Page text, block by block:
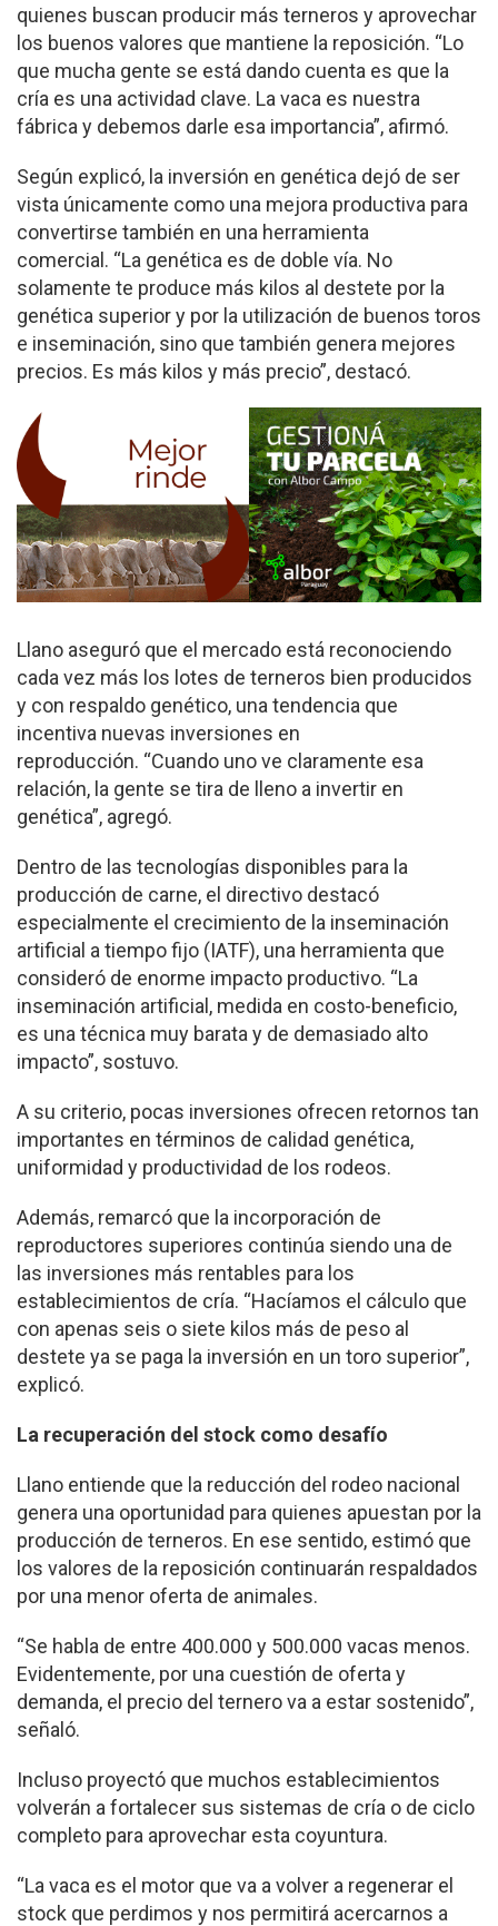
quienes buscan producir más terneros y aprovechar
los buenos valores que mantiene la reposición. “Lo
que mucha gente se está dando cuenta es que la
cría es una actividad clave. La vaca es nuestra
fábrica y debemos darle esa importancia”, afirmó.
Según explicó, la inversión en genética dejó de ser
vista únicamente como una mejora productiva para
convertirse también en una herramienta
comercial. “La genética es de doble vía. No
solamente te produce más kilos al destete por la
genética superior y por la utilización de buenos toros
e inseminación, sino que también genera mejores
precios. Es más kilos y más precio”, destacó.
Llano aseguró que el mercado está reconociendo
cada vez más los lotes de terneros bien producidos
y con respaldo genético, una tendencia que
incentiva nuevas inversiones en
reproducción. “Cuando uno ve claramente esa
relación, la gente se tira de lleno a invertir en
genética”, agregó.
Dentro de las tecnologías disponibles para la
producción de carne, el directivo destacó
especialmente el crecimiento de la inseminación
artificial a tiempo fijo (IATF), una herramienta que
consideró de enorme impacto productivo. “La
inseminación artificial, medida en costo-beneficio,
es una técnica muy barata y de demasiado alto
impacto”, sostuvo.
A su criterio, pocas inversiones ofrecen retornos tan
importantes en términos de calidad genética,
uniformidad y productividad de los rodeos.
Además, remarcó que la incorporación de
reproductores superiores continúa siendo una de
las inversiones más rentables para los
establecimientos de cría. “Hacíamos el cálculo que
con apenas seis o siete kilos más de peso al
destete ya se paga la inversión en un toro superior”,
explicó.
La recuperación del stock como desafío
Llano entiende que la reducción del rodeo nacional
genera una oportunidad para quienes apuestan por la
producción de terneros. En ese sentido, estimó que
los valores de la reposición continuarán respaldados
por una menor oferta de animales.
“Se habla de entre 400.000 y 500.000 vacas menos.
Evidentemente, por una cuestión de oferta y
demanda, el precio del ternero va a estar sostenido”,
señaló.
Incluso proyectó que muchos establecimientos
volverán a fortalecer sus sistemas de cría o de ciclo
completo para aprovechar esta coyuntura.
“La vaca es el motor que va a volver a regenerar el
stock que perdimos y nos permitirá acercarnos a